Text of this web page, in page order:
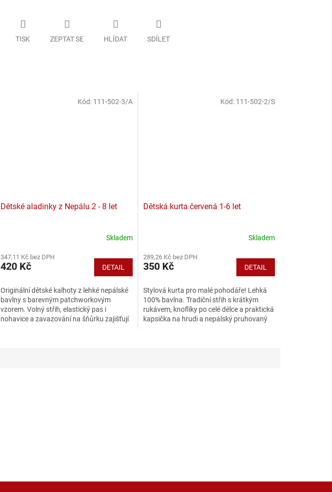
TISK ZEPTAT SE HLÍDAT SDÍLET
Dětské aladinky z Nepálu 2 - 8 let
Skladem
347,11 Kč bez DPH
420 Kč DETAIL
Originální dětské kalhoty z lehké nepálské
bavlny s barevným patchworkovým
vzorem. Volný střih, elastický pas i
nohavice a zavazování na šňůrku zajišťují
Kód: 111-502-3/A
Dětská kurta červená 1-6 let
Skladem
289,26 Kč bez DPH
350 Kč DETAIL
Stylová kurta pro malé pohodáře! Lehká
100% bavlna. Tradiční střih s krátkým
rukávem, knoflíky po celé délce a praktická
kapsička na hrudi a nepálský pruhovaný
Kód: 111-502-2/S